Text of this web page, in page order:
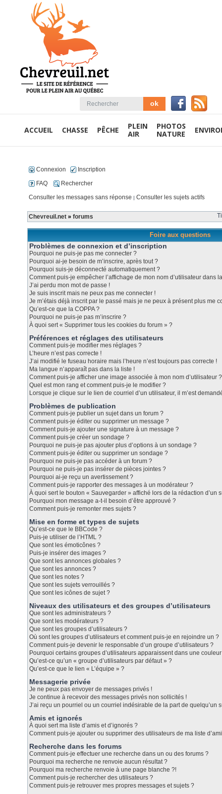
ACCUEIL CHASSE PÊCHE
PLEIN
AIR
PHOTOS
NATURE
Connexion
Inscription
FAQ
Rechercher
Consulter les messages sans réponse | Consulter les sujets actifs
Chevreuil.net » forums
Foire aux questions
Problèmes de connexion et d’inscription
Pourquoi ne puis-je pas me connecter ?
Pourquoi ai-je besoin de m’inscrire, après tout ?
Pourquoi suis-je déconnecté automatiquement ?
Comment puis-je empêcher l’affichage de mon nom d’utilisateur dans
J’ai perdu mon mot de passe !
Je suis inscrit mais ne peux pas me connecter !
Je m’étais déjà inscrit par le passé mais je ne peux à présent plus me
Qu’est-ce que la COPPA ?
Pourquoi ne puis-je pas m’inscrire ?
À quoi sert « Supprimer tous les cookies du forum » ?
Préférences et réglages des utilisateurs
Comment puis-je modifier mes réglages ?
L’heure n’est pas correcte !
J’ai modifié le fuseau horaire mais l’heure n’est toujours pas correcte !
Ma langue n’apparaît pas dans la liste !
Comment puis-je afficher une image associée à mon nom d’utilisateur ?
Quel est mon rang et comment puis-je le modifier ?
Lorsque je clique sur le lien de courriel d’un utilisateur, il m’est
Problèmes de publication
Comment puis-je publier un sujet dans un forum ?
Comment puis-je éditer ou supprimer un message ?
Comment puis-je ajouter une signature à un message ?
Comment puis-je créer un sondage ?
Pourquoi ne puis-je pas ajouter plus d’options à un sondage ?
Comment puis-je éditer ou supprimer un sondage ?
Pourquoi ne puis-je pas accéder à un forum ?
Pourquoi ne puis-je pas insérer de pièces jointes ?
Pourquoi ai-je reçu un avertissement ?
Comment puis-je rapporter des messages à un modérateur ?
À quoi sert le bouton « Sauvegarder » affiché lors de la rédaction d’un
Pourquoi mon message a-t-il besoin d’être approuvé ?
Comment puis-je remonter mes sujets ?
Mise en forme et types de sujets
Qu’est-ce que le BBCode ?
Puis-je utiliser de l’HTML ?
Que sont les émoticônes ?
Puis-je insérer des images ?
Que sont les annonces globales ?
Que sont les annonces ?
Que sont les notes ?
Que sont les sujets verrouillés ?
Que sont les icônes de sujet ?
Niveaux des utilisateurs et des groupes d’utilisateurs
Que sont les administrateurs ?
Que sont les modérateurs ?
Que sont les groupes d’utilisateurs ?
Où sont les groupes d’utilisateurs et comment puis-je en rejoindre un ?
Comment puis-je devenir le responsable d’un groupe d’utilisateurs ?
Pourquoi certains groupes d’utilisateurs apparaissent dans une
Qu’est-ce qu’un « groupe d’utilisateurs par défaut » ?
Qu’est-ce que le lien « L’équipe » ?
Messagerie privée
Je ne peux pas envoyer de messages privés !
Je continue à recevoir des messages privés non sollicités !
J’ai reçu un pourriel ou un courriel indésirable de la part de quelqu’un
Amis et ignorés
À quoi sert ma liste d’amis et d’ignorés ?
Comment puis-je ajouter ou supprimer des utilisateurs de ma liste
Recherche dans les forums
Comment puis-je effectuer une recherche dans un ou des forums ?
Pourquoi ma recherche ne renvoie aucun résultat ?
Pourquoi ma recherche renvoie à une page blanche ?!
Comment puis-je rechercher des utilisateurs ?
Comment puis-je retrouver mes propres messages et sujets ?